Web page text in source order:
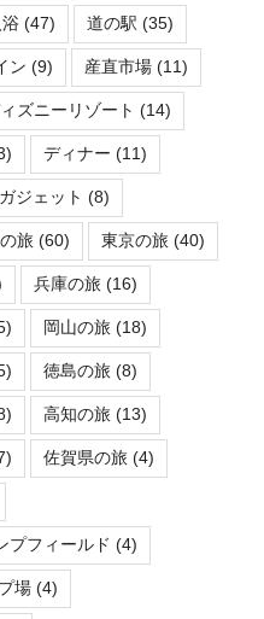
(47) 道の駅 (35)
ン (9) 産直市場 (11)
ズニーリゾート (14)
ディナー (11)
ジェット (8)
旅 (60) 東京の旅 (40)
兵庫の旅 (16)
岡山の旅 (18)
徳島の旅 (8)
高知の旅 (13)
佐賀県の旅 (4)
プフィールド (4)
場 (4)